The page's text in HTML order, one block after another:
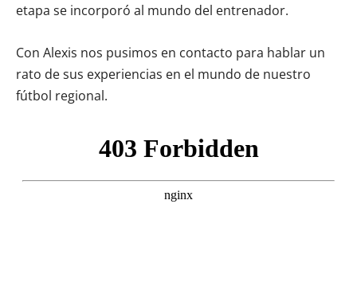
etapa se incorporó al mundo del entrenador.
Con Alexis nos pusimos en contacto para hablar un
rato de sus experiencias en el mundo de nuestro
fútbol regional.